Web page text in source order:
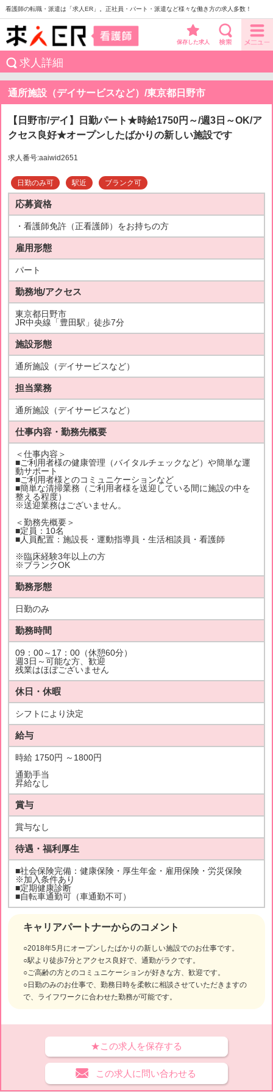
看護師の転職・派遣は「求人ER」。正社員・パート・派遣など様々な働き方の求人多数！
保存した求人
求人詳細
通所施設（デイサービスなど）/東京都日野市
【日野市/デイ】日勤パート★時給1750円～/週3日～OK/ア
クセス良好★オープンしたばかりの新しい施設です
求人番号:aaiwid2651
日勤のみ可 駅近 ブランク可
キャリアパートナーからのコメント
○2018年5月にオープンしたばかりの新しい施設でのお仕事です。
○駅より徒歩7分とアクセス良好で、通勤がラクです。
○ご高齢の方とのコミュニケーションが好きな方、歓迎です。
○日勤のみのお仕事で、勤務日時を柔軟に相談させていただきますの
で、ライフワークに合わせた勤務が可能です。
応募資格
・看護師免許（正看護師）をお持ちの方
雇用形態
パート
勤務地/アクセス
東京都日野市
JR中央線「豊田駅」徒歩7分
施設形態
通所施設（デイサービスなど）
担当業務
通所施設（デイサービスなど）
仕事内容・勤務先概要
＜仕事内容＞
■ご利用者様の健康管理（バイタルチェックなど）や簡単な運
動サポート
■ご利用者様とのコミュニケーションなど
■簡単な清掃業務（ご利用者様を送迎している間に施設の中を
整える程度）
※送迎業務はございません。
＜勤務先概要＞
■定員：10名
■人員配置：施設長・運動指導員・生活相談員・看護師
※臨床経験3年以上の方
※ブランクOK
勤務形態
日勤のみ
勤務時間
09：00～17：00（休憩60分）
週3日～可能な方、歓迎
残業はほぼございません
休日・休暇
シフトにより決定
給与
時給 1750円 ～1800円
通勤手当
昇給なし
賞与
賞与なし
待遇・福利厚生
■社会保険完備：健康保険・厚生年金・雇用保険・労災保険
※加入条件あり
■定期健康診断
■自転車通勤可（車通勤不可）
★この求人を保存する
この求人に問い合わせる